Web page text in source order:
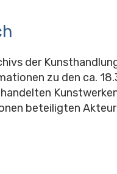
der
zu den ca.
beteiligten